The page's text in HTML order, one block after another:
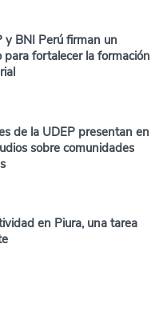
y BNI Perú firman un
para fortalecer la formación
de la UDEP presentan en
sobre comunidades
en Piura, una tarea